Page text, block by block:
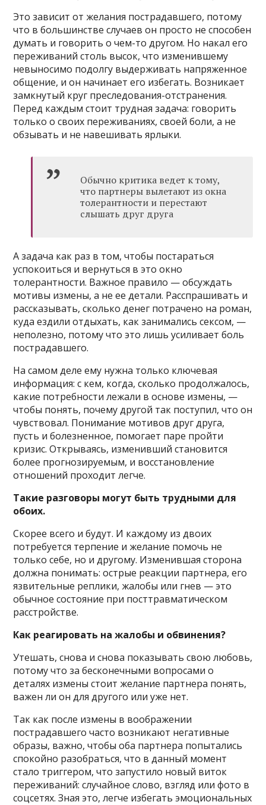
Это зависит от желания пострадавшего, потому
что в большинстве случаев он просто не способен
думать и говорить о чем-то другом. Но накал его
переживаний столь высок, что изменившему
невыносимо подолгу выдерживать напряженное
общение, и он начинает его избегать. Возникает
замкнутый круг преследования-отстранения.
Перед каждым стоит трудная задача: говорить
только о своих переживаниях, своей боли, а не
обзывать и не навешивать ярлыки.
Обычно критика ведет к тому,
что партнеры вылетают из окна
толерантности и перестают
слышать друг друга
А задача как раз в том, чтобы постараться
успокоиться и вернуться в это окно
толерантности. Важное правило — обсуждать
мотивы измены, а не ее детали. Расспрашивать и
рассказывать, сколько денег потрачено на роман,
куда ездили отдыхать, как занимались сексом, —
неполезно, потому что это лишь усиливает боль
пострадавшего.
На самом деле ему нужна только ключевая
информация: с кем, когда, сколько продолжалось,
какие потребности лежали в основе измены, —
чтобы понять, почему другой так поступил, что он
чувствовал. Понимание мотивов друг друга,
пусть и болезненное, помогает паре пройти
кризис. Открываясь, изменивший становится
более прогнозируемым, и восстановление
отношений проходит легче.
Такие разговоры могут быть трудными для
обоих.
Скорее всего и будут. И каждому из двоих
потребуется терпение и желание помочь не
только себе, но и другому. Изменившая сторона
должна понимать: острые реакции партнера, его
язвительные реплики, жалобы или гнев — это
обычное состояние при посттравматическом
расстройстве.
Как реагировать на жалобы и обвинения?
Утешать, снова и снова показывать свою любовь,
потому что за бесконечными вопросами о
деталях измены стоит желание партнера понять,
важен ли он для другого или уже нет.
Так как после измены в воображении
пострадавшего часто возникают негативные
образы, важно, чтобы оба партнера попытались
спокойно разобраться, что в данный момент
cтало триггером, что запустило новый виток
переживаний: случайное слово, взгляд или фото в
соцсетях. Зная это, легче избегать эмоциональных